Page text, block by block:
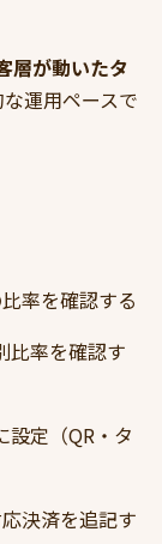
層が動いたタ
運用ペースで
率を確認する
比率を確認す
設定（QR・タ
決済を追記す